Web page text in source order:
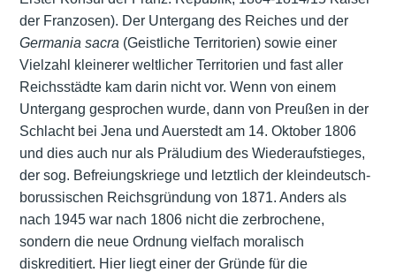
der Franzosen). Der Untergang des Reiches und der
Germania sacra(Geistliche Territorien) sowie einer
Vielzahl kleinerer weltlicher Territorien und fast aller
Reichsstädte kam darin nicht vor. Wenn von einem
Untergang gesprochen wurde, dann von Preußen in der
Schlacht bei Jena und Auerstedt am 14. Oktober 1806
und dies auch nur als Präludium des Wiederaufstieges,
der sog. Befreiungskriege und letztlich der kleindeutsch-
borussischen Reichsgründung von 1871. Anders als
nach 1945 war nach 1806 nicht die zerbrochene,
sondern die neue Ordnung vielfach moralisch
diskreditiert. Hier liegt einer der Gründe für die